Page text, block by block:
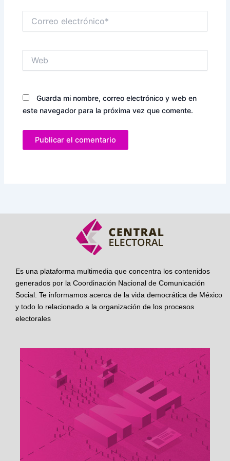
electrónico*
Guarda mi nombre, correo electrónico y web en
este navegador para la próxima vez que comente.
Es una plataforma multimedia que concentra los contenidos
generados por la Coordinación Nacional de Comunicación
Social. Te informamos acerca de la vida democrática de México
y todo lo relacionado a la organización de los procesos
electorales